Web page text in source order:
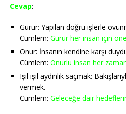
Cevap:
Gurur: Yapılan doğru işlerle
Cümlem: Gurur her insan için
Onur: İnsanın kendine karşı
Cümlem: Onurlu insan her
Işıl ışıl aydınlık saçmak:
vermek.
Cümlem: Geleceğe dair